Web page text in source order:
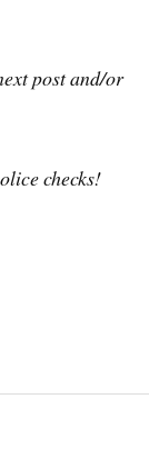
post and/or
checks!